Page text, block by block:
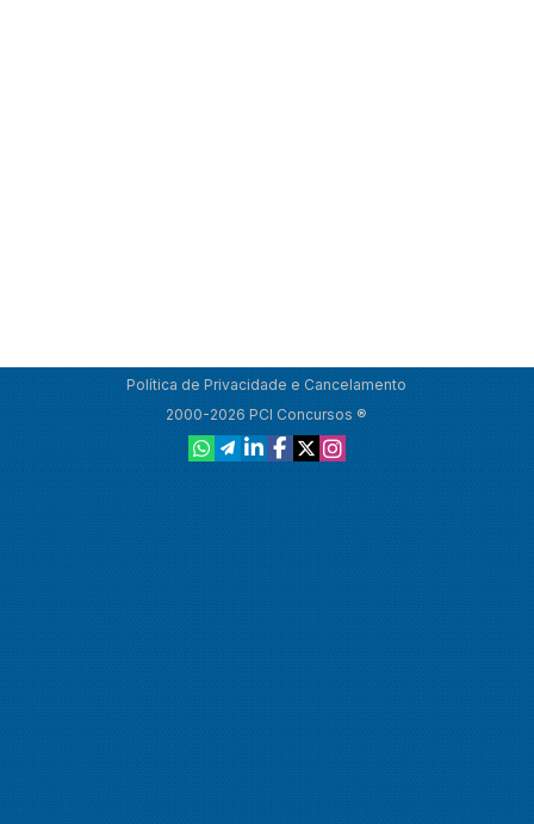
Política de Privacidade e Cancelamento
2000-2026 PCI Concursos ®